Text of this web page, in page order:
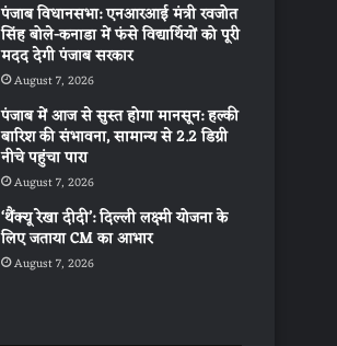
पंजाब विधानसभा: एनआरआई मंत्री रवजोत
सिंह बोले-कनाडा में फंसे विद्यार्थियों को पूरी
मदद देगी पंजाब सरकार
August 7, 2026
पंजाब में आज से सुस्त होगा मानसून: हल्की
बारिश की संभावना, सामान्य से 2.2 डिग्री
नीचे पहुंचा पारा
August 7, 2026
‘थैंक्यू रेखा दीदी’: दिल्ली लक्ष्मी योजना के
लिए जताया CM का आभार
August 7, 2026